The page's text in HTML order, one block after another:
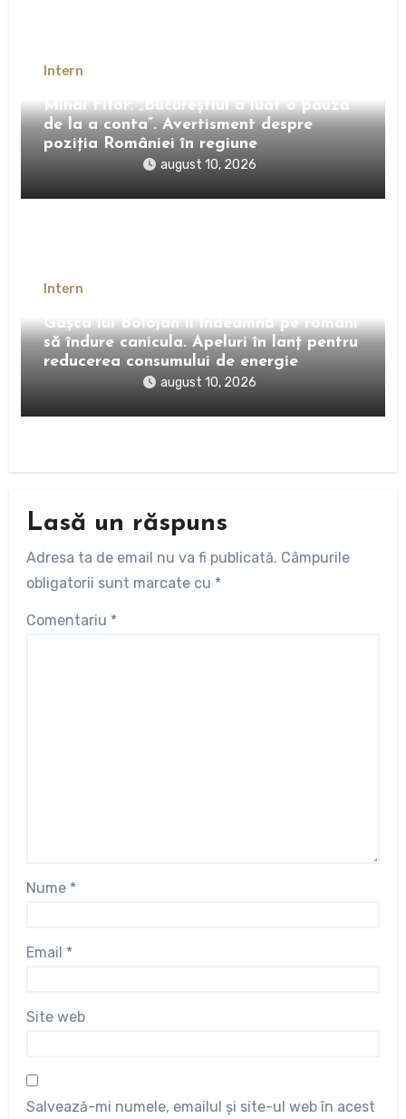
Intern
Mihai Fifor: „Bucureștiul a luat o pauză
de la a conta”. Avertisment despre
poziția României în regiune
august 10, 2026
Intern
Gașca lui Bolojan îi îndeamnă pe români
să îndure canicula. Apeluri în lanț pentru
reducerea consumului de energie
august 10, 2026
Lasă un răspuns
Adresa ta de email nu va fi publicată. Câmpurile
obligatorii sunt marcate cu *
Comentariu *
Nume *
Email *
Site web
Salvează-mi numele, emailul și site-ul web în acest